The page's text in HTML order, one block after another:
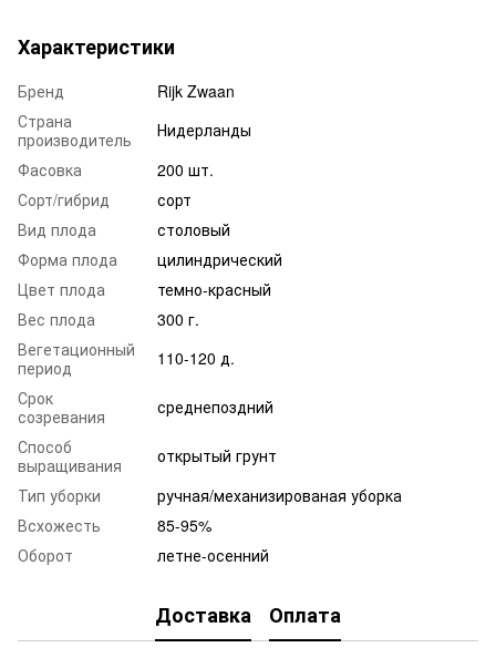
Характеристики
Бренд
Rijk Zwaan
Страна
производитель
Нидерланды
Фасовка
200 шт.
Сорт/гибрид
сорт
Вид плода
столовый
Форма плода
цилиндрический
Цвет плода
темно-красный
Вес плода
300 г.
Вегетационный
период
110-120 д.
Срок
созревания
среднепоздний
Способ
выращивания
открытый грунт
Тип уборки
ручная/механизированая уборка
Всхожесть
85-95%
Оборот
летне-осенний
Доставка Оплата